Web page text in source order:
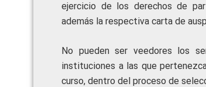
ejercicio de los derechos de
además la respectiva carta de
No pueden ser veedores los
instituciones a las que
curso, dentro del proceso de